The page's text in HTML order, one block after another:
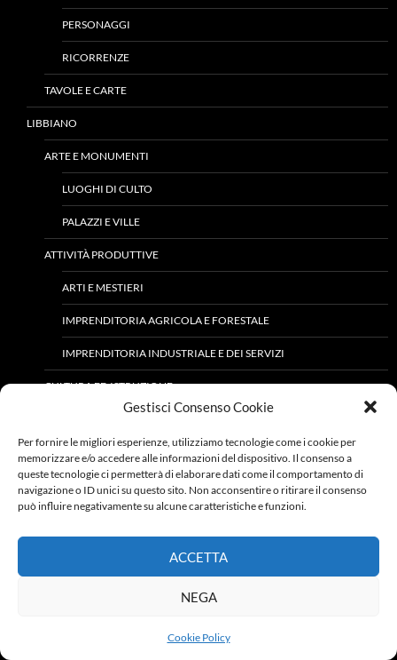
Gestisci Consenso Cookie
Per fornire le migliori esperienze, utilizziamo tecnologie come i cookie per
memorizzare e/o accedere alle informazioni del dispositivo. Il consenso a
queste tecnologie ci permetterà di elaborare dati come il comportamento di
navigazione o ID unici su questo sito. Non acconsentire o ritirare il consenso
può influire negativamente su alcune caratteristiche e funzioni.
ACCETTA
NEGA
Cookie Policy
PERSONAGGI
RICORRENZE
TAVOLE E CARTE
LIBBIANO
ARTE E MONUMENTI
LUOGHI DI CULTO
PALAZZI E VILLE
ATTIVITÀ PRODUTTIVE
ARTI E MESTIERI
IMPRENDITORIA AGRICOLA E FORESTALE
IMPRENDITORIA INDUSTRIALE E DEI SERVIZI
CULTURA ED ISTRUZIONE
LUOGHI DI CURA ED ASSISTENZA
MANIFESTAZIONI